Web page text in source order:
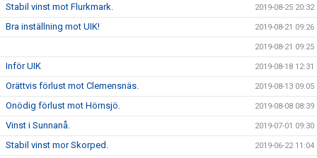
Stabil vinst mot Flurkmark. 2019-08-25 20:32
Bra inställning mot UIK! 2019-08-21 09:26
2019-08-21 09:25
Inför UIK 2019-08-18 12:31
Orättvis förlust mot Clemensnäs. 2019-08-13 09:05
Onödig förlust mot Hörnsjö. 2019-08-08 08:39
Vinst i Sunnanå. 2019-07-01 09:30
Stabil vinst mor Skorped. 2019-06-22 11:04